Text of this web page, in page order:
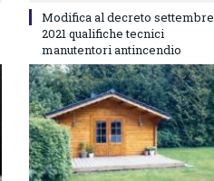
Modifica al decreto settembre
2021 qualifiche tecnici
manutentori antincendio